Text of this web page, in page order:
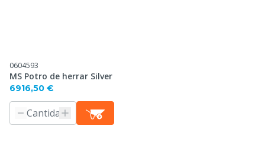
0604593
MS Potro de herrar Silver
6916,50 €